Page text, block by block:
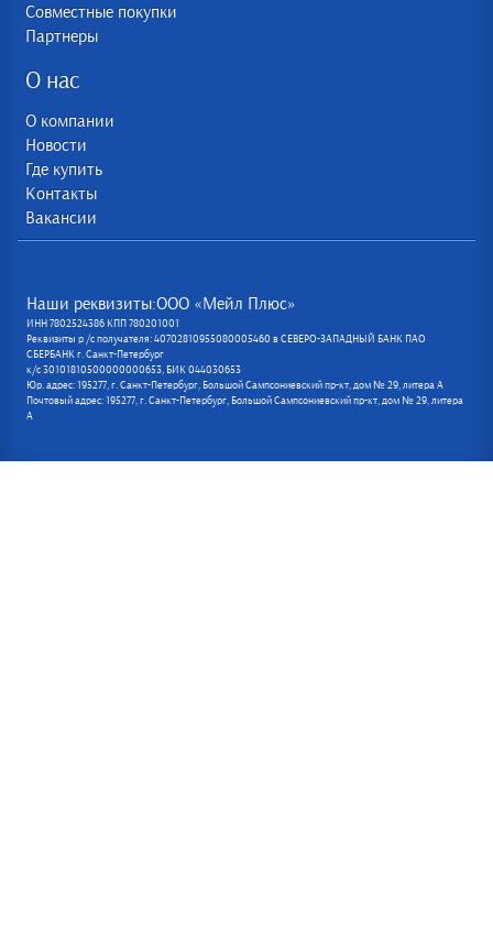
Совместные покупки
Партнеры
О нас
О компании
Новости
Где купить
Контакты
Вакансии
Наши реквизиты:ООО «Мейл Плюс»
ИНН 7802524386 КПП 780201001
Реквизиты р /с получателя: 40702810955080005460 в СЕВЕРО-ЗАПАДНЫЙ БАНК ПАО
СБЕРБАНК г. Санкт-Петербург
к/с 30101810500000000653, БИК 044030653
Юр. адрес: 195277, г. Санкт-Петербург, Большой Сампсониевский пр-кт, дом № 29, литера А
Почтовый адрес: 195277, г. Санкт-Петербург, Большой Сампсониевский пр-кт, дом № 29, литера
А